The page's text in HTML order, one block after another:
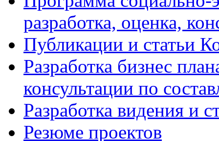
разработка, оценка,
Публикации и статьи
Разработка бизнес
консультации по
Разработка видения и
Резюме проектов